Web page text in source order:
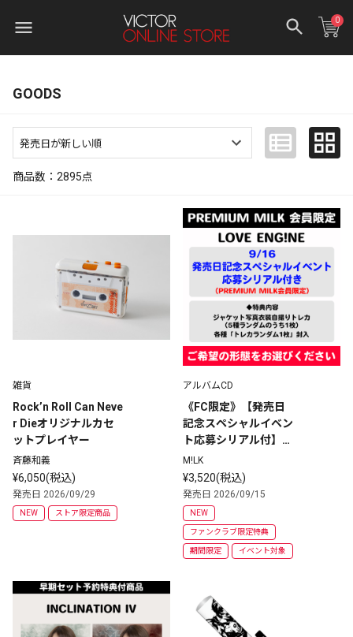
0
GOODS
商品数： 2895点
雑貨
Rock’n Roll Can Neve
r Dieオリジナルカセ
ットプレイヤー
斉藤和義
¥6,050(税込)
発売日 2026/09/29
NEW ストア限定商品
アルバムCD
《FC限定》【発売日
記念スペシャルイベン
ト応募シリアル付】L
OVE ENG!NE
M!LK
¥3,520(税込)
発売日 2026/09/15
NEW
ファンクラブ限定特典
期間限定 イベント対象